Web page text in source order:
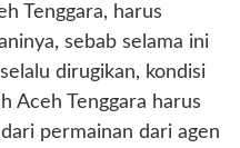
Tenggara, harus
sebab selama ini
dirugikan, kondisi
Aceh Tenggara harus
permainan dari agen